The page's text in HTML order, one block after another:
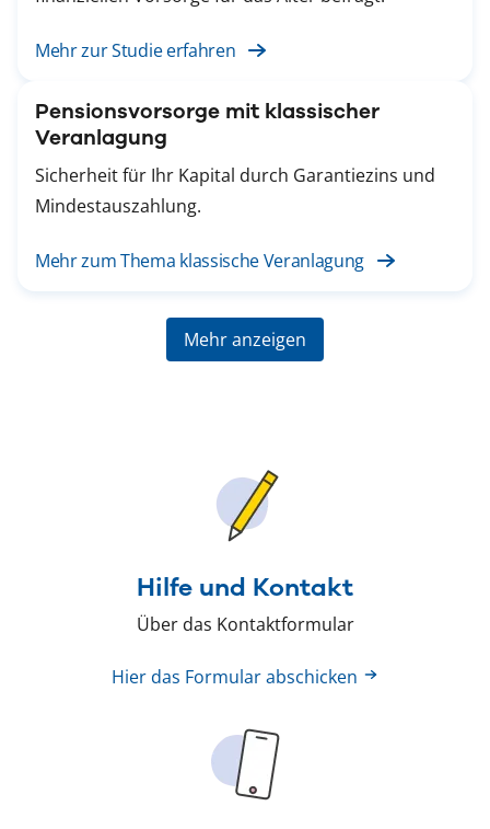
Mehr zur Studie erfahren
Pensionsvorsorge mit klassischer
Veranlagung
Sicherheit für Ihr Kapital durch Garantiezins und
Mindestauszahlung.
Mehr zum Thema klassische Veranlagung
Mehr anzeigen
Hilfe und Kontakt
Über das Kontaktformular
Hier das Formular abschicken